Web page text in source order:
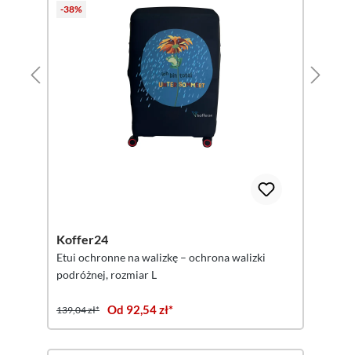
-38%
Koffer24
Etui ochronne na walizkę – ochrona walizki
podróżnej, rozmiar L
139,04 zł* Od 92,54 zł*